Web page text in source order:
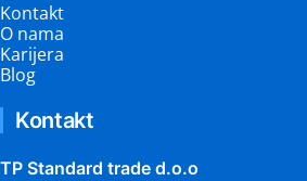
Kontakt
O nama
Karijera
Blog
Kontakt
TP Standard trade d.o.o